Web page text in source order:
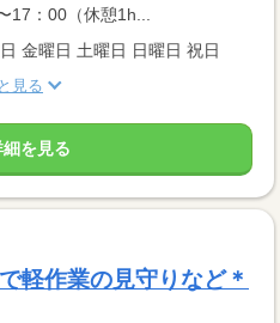
17：00（休憩1h...
金曜日 土曜日 日曜日 祝日
見る
を見る
軽作業の見守りなど＊